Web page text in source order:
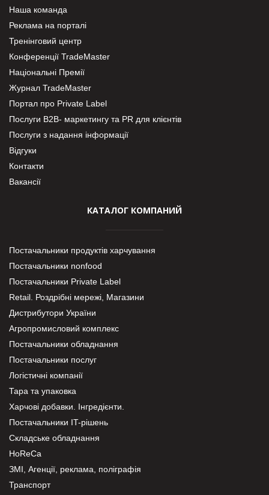
Наша команда
Реклама на порталі
Тренінговий центр
Конференції TradeMaster
Національні Премії
Журнал TradeMaster
Портал про Private Label
Послуги В2В- маркетингу та PR для клієнтів
Послуги з надання інформації
Відгуки
Контакти
Вакансії
КАТАЛОГ КОМПАНИЙ
Постачальники продуктів харчування
Постачальники nonfood
Постачальники Private Label
Retail. Роздрібні мережі, Магазини
Дистрибутори України
Агропромисловий комплекс
Постачальники обладнання
Постачальники послуг
Логістичні компанії
Тара та упаковка
Харчові добавки. Інгредієнти.
Постачальники IT-рішень
Складське обладнання
HoReCa
ЗМІ, Агенції, реклама, поліграфія
Транспорт